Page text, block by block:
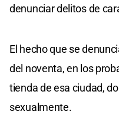
denunciar delitos de
El hecho que se
del noventa, en los
tienda de esa ciudad,
sexualmente.